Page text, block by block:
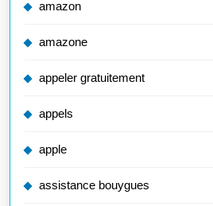
amazon
amazone
appeler gratuitement
appels
apple
assistance bouygues